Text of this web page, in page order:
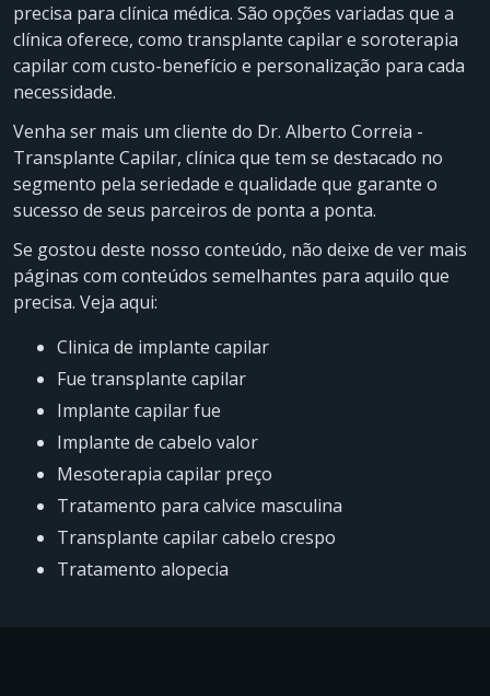
precisa para clínica médica. São opções variadas que a
clínica oferece, como transplante capilar e soroterapia
capilar com custo-benefício e personalização para cada
necessidade.
Venha ser mais um cliente do Dr. Alberto Correia -
Transplante Capilar, clínica que tem se destacado no
segmento pela seriedade e qualidade que garante o
sucesso de seus parceiros de ponta a ponta.
Se gostou deste nosso conteúdo, não deixe de ver mais
páginas com conteúdos semelhantes para aquilo que
precisa. Veja aqui:
clinica de implante capilar
fue transplante capilar
implante capilar fue
implante de cabelo valor
mesoterapia capilar preço
tratamento para calvice masculina
transplante capilar cabelo crespo
tratamento alopecia